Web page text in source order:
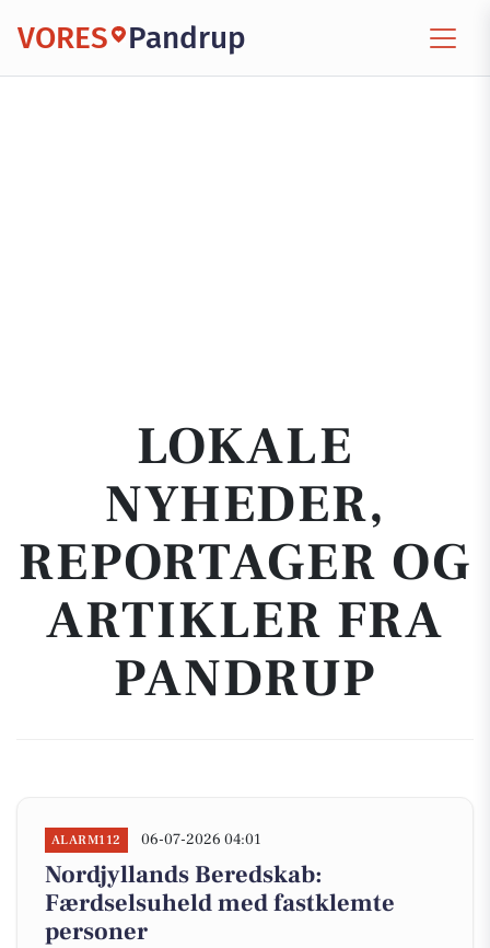
VORES Pandrup
LOKALE
NYHEDER,
REPORTAGER OG
ARTIKLER FRA
PANDRUP
ALARM112 06-07-2026 04:01
Nordjyllands Beredskab:
Færdselsuheld med fastklemte
personer